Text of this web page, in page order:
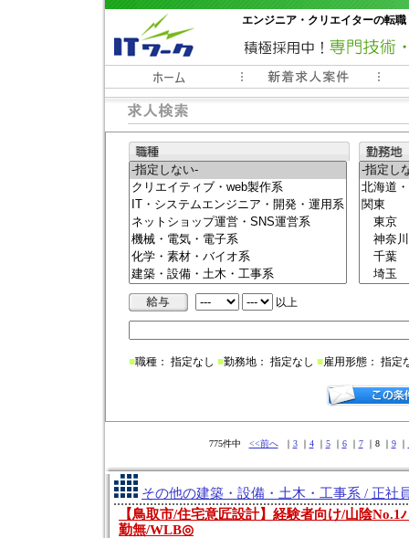
エンジニア・クリエイターの転
常時3000件以上の求人情報掲載中
以上
■職種： 指定なし ■勤務地： 指定なし ■雇用形態： 指定
775件中 <<前へ｜ 3｜ 4｜ 5｜ 6｜ 7｜8 ｜ 9｜
その他の建築・設備・土木・工事系 / 正社
【鳥取市/住宅意匠設計】経験者向け/山陰No.1
勤無/WLB◎